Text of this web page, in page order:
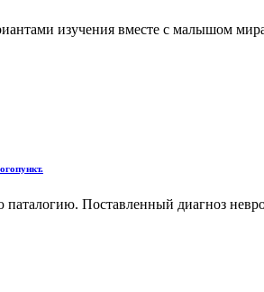
изучения вместе с малышом
Поставленный диагноз